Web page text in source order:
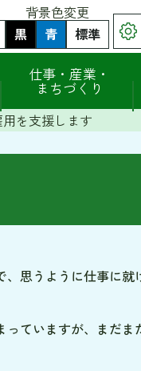
背景色変更
黒
景
色
を
黒
色
に
す
る
青
景
色
を
青
色
に
す
る
標準
景
色
を
戻
仕事・産業・
まちづくり
を支援します
思うように仕事に就
っていますが、まだま